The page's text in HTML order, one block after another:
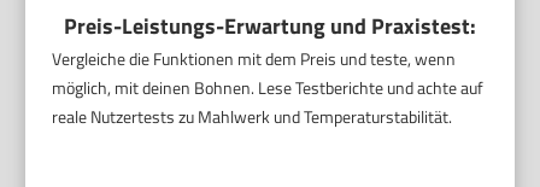
Preis-Leistungs-Erwartung und Praxistest:
Vergleiche die Funktionen mit dem Preis und teste, wenn
möglich, mit deinen Bohnen. Lese Testberichte und achte auf
reale Nutzertests zu Mahlwerk und Temperaturstabilität.